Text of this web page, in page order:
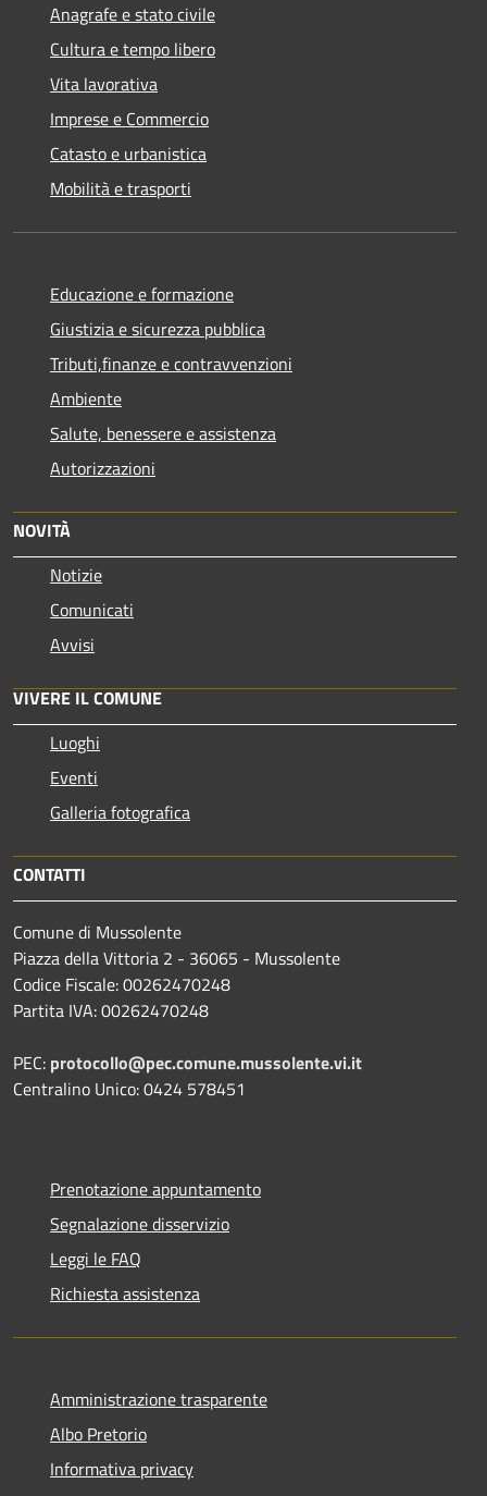
Anagrafe e stato civile
Cultura e tempo libero
Vita lavorativa
Imprese e Commercio
Catasto e urbanistica
Mobilità e trasporti
Educazione e formazione
Giustizia e sicurezza pubblica
Tributi,finanze e contravvenzioni
Ambiente
Salute, benessere e assistenza
Autorizzazioni
NOVITÀ
Notizie
Comunicati
Avvisi
VIVERE IL COMUNE
Luoghi
Eventi
Galleria fotografica
CONTATTI
Comune di Mussolente
Piazza della Vittoria 2 - 36065 - Mussolente
Codice Fiscale: 00262470248
Partita IVA: 00262470248
PEC: protocollo@pec.comune.mussolente.vi.it
Centralino Unico: 0424 578451
Prenotazione appuntamento
Segnalazione disservizio
Leggi le FAQ
Richiesta assistenza
Amministrazione trasparente
Albo Pretorio
Informativa privacy